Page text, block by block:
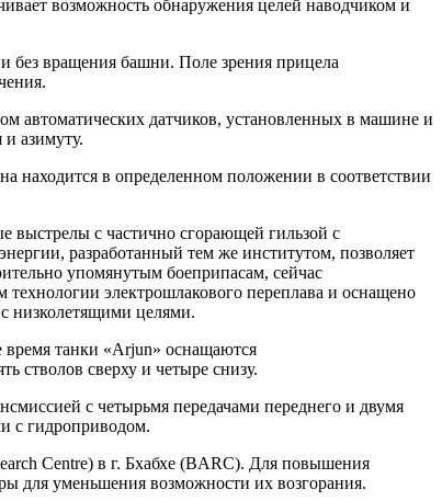
возможность обнаружения целей наводчиком и
без вращения башни. Поле зрения прицела
автоматических датчиков, установленных в машине и
азимуту.
находится в определенном положении в соответствии
с частично сгорающей гильзой с
разработанный тем же институтом, позволяет
упомянутым боеприпасам, сейчас
электрошлакового переплава и оснащено
низколетящими целями.
танки «Arjun» оснащаются
стволов сверху и четыре снизу.
с четырьмя передачами переднего и двумя
с гидроприводом.
Centre) в г. Бхабхе (BARC). Для повышения
для уменьшения возможности их возгорания.